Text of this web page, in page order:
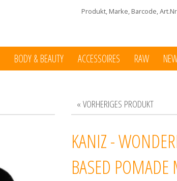
Produkt, Marke, Barcode,
BODY & BEAUTY ACCESSOIRES RAW
« VORHERIGES PRODUKT
KANIZ -
BASED